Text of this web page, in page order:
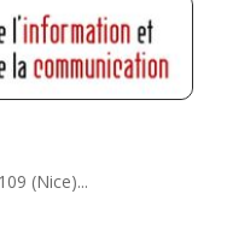
(Nice)...